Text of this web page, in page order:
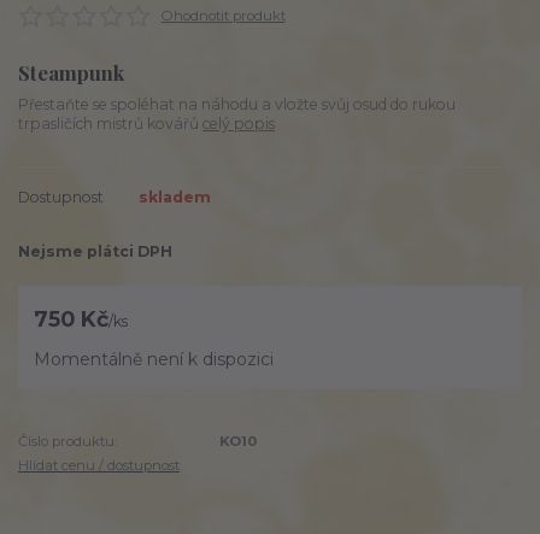
Ohodnotit produkt
Steampunk
Přestaňte se spoléhat na náhodu a vložte svůj osud do rukou
trpasličích mistrů kovářů celý popis
Dostupnost skladem
Nejsme plátci DPH
750 Kč/ks
Momentálně není k dispozici
Číslo produktu:
KO10
Hlídat cenu / dostupnost